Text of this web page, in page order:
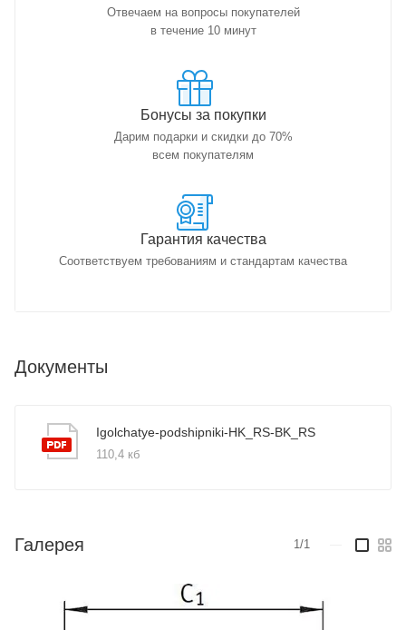
Отвечаем на вопросы покупателей
в течение 10 минут
Бонусы за покупки
Дарим подарки и скидки до 70%
всем покупателям
Гарантия качества
Соответствуем требованиям и стандартам качества
Документы
Igolchatye-podshipniki-HK_RS-BK_RS
110,4 кб
Галерея 1/1